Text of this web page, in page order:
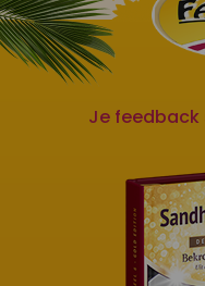
Je feedback